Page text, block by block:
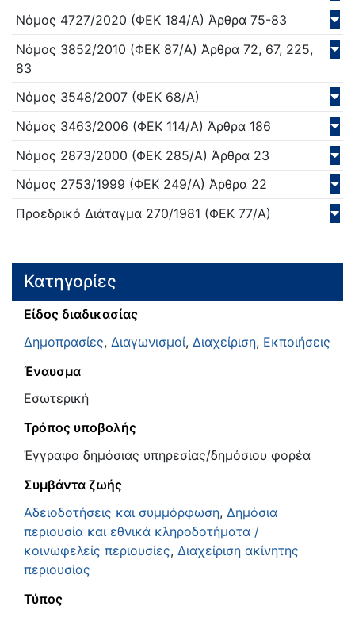
Νόμος 4727/2020 (ΦΕΚ 184/Α) Άρθρα 75-83
Νόμος 3852/2010 (ΦΕΚ 87/Α) Άρθρα 72, 67, 225,
83
Νόμος 3548/2007 (ΦΕΚ 68/Α)
Νόμος 3463/2006 (ΦΕΚ 114/Α) Άρθρα 186
Νόμος 2873/2000 (ΦΕΚ 285/Α) Άρθρα 23
Νόμος 2753/1999 (ΦΕΚ 249/Α) Άρθρα 22
Προεδρικό Διάταγμα 270/1981 (ΦΕΚ 77/Α)
Κατηγορίες
Είδος διαδικασίας
Δημοπρασίες, Διαγωνισμοί, Διαχείριση, Εκποιήσεις
Έναυσμα
Εσωτερική
Τρόπος υποβολής
Έγγραφο δημόσιας υπηρεσίας/δημόσιου φορέα
Συμβάντα ζωής
Αδειοδοτήσεις και συμμόρφωση, Δημόσια
περιουσία και εθνικά κληροδοτήματα /
κοινωφελείς περιουσίες, Διαχείριση ακίνητης
περιουσίας
Τύπος